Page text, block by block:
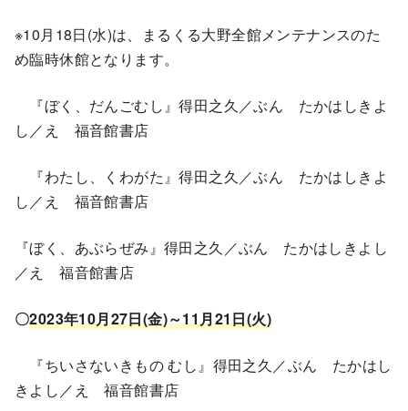
※10月18日(水)は、まるくる大野全館メンテナンスのた
め臨時休館となります。
『ぼく、だんごむし』得田之久／ぶん たかはしきよ
し／え 福音館書店
『わたし、くわがた』得田之久／ぶん たかはしきよ
し／え 福音館書店
『ぼく、あぶらぜみ』得田之久／ぶん たかはしきよし
／え 福音館書店
〇2023年10月27日(金)～11月21日(火)
『ちいさないきもの むし』得田之久／ぶん たかはし
きよし／え 福音館書店